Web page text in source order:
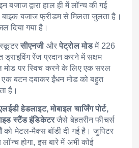
द्वारा हाल ही में लॉन्च की गई
बाइक बजाज फ्रीडम से मिलता जुलता है।
दिया गया है।
स्कूटरसीएनजीऔरपेट्रोल मोडमें 226
रेंज प्रदान करने में सक्षम
मोड पर स्विच करने के लिए एक सरल
बटन दबाकर ईंधन मोड को बहुत
है।
हेडलाइट, मोबाइल चार्जिंग पोर्ट,
स्टैंड इंडिकेटरजैसे बेहतरीन फीचर्स
को मेटल-मैक्स बॉडी दी गई है। जुपिटर
होगा, इस बारे में अभी कोई